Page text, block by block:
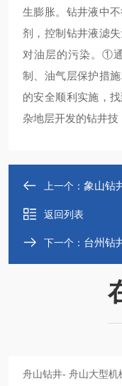
生膨胀。钻井液中
剂，控制钻井液滤
对油层的污染。①
制、油气层保护措
的安全顺利实施，
杂地层开发的钻井技
上一个： 象山钻
返回列表
下一个： 台州钻